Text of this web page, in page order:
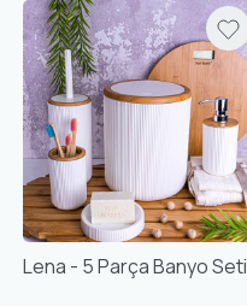
Lena - 5 Parça Banyo Seti